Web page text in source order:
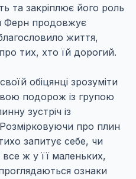
та закріплює його роль
Ферн продовжує
життя,
тих, хто їй дорогий.
обіцянці зрозуміти
подорож із групою
зустріч із
про плин
запитує себе, чи
все ж у її маленьких,
ознаки